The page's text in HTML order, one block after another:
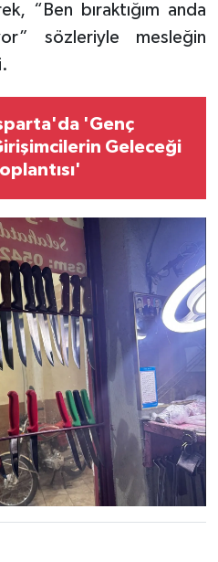
“Ben bıraktığım anda
sözleriyle mesleğin
'Genç
Geleceği